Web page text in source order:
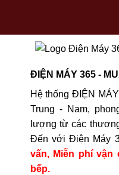
ĐIỆN MÁY 365 -
Hệ thống ĐIỆN
Trung - Nam,
lượng từ các
Đến với Điện Máy
vấn, Miễn phí vận
bếp.